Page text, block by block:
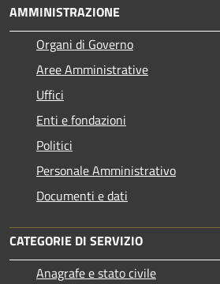
AMMINISTRAZIONE
Organi di Governo
Aree Amministrative
Uffici
Enti e fondazioni
Politici
Personale Amministrativo
Documenti e dati
CATEGORIE DI SERVIZIO
Anagrafe e stato civile